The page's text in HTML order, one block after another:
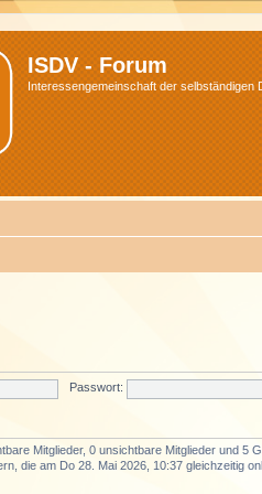
ISDV - Forum
Interessengemeinschaft der selbständigen
Passwort:
Mitglieder, 0 unsichtbare Mitglieder und 5
die am Do 28. Mai 2026, 10:37 gleichzeitig